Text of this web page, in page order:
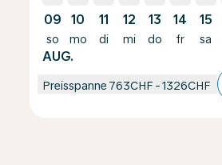
09
so
AUG.
10
mo
11
di
12
mi
13
do
14
fr
15
sa
Preisspanne 763CHF -1326CHF